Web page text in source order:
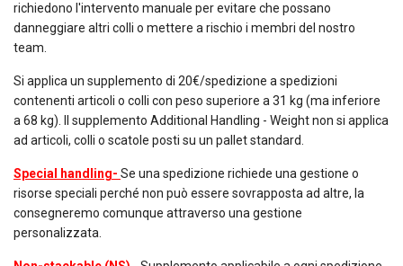
richiedono l'intervento manuale per evitare che possano
danneggiare altri colli o mettere a rischio i membri del nostro
team.
Si applica un supplemento di 20€/spedizione a spedizioni
contenenti articoli o colli con peso superiore a 31 kg (ma inferiore
a 68 kg). Il supplemento Additional Handling - Weight non si applica
ad articoli, colli o scatole posti su un pallet standard.
Special handling- Se una spedizione richiede una gestione o
risorse speciali perché non può essere sovrapposta ad altre, la
consegneremo comunque attraverso una gestione
personalizzata.